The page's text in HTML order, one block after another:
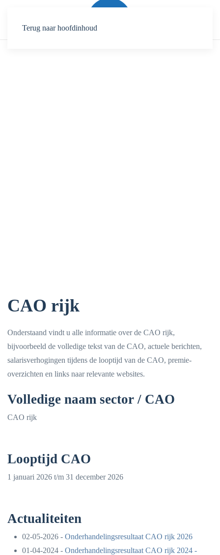
Terug naar hoofdinhoud
CAO rijk
Onderstaand vindt u alle informatie over de CAO rijk,
bijvoorbeeld de volledige tekst van de CAO, actuele berichten,
salarisverhogingen tijdens de looptijd van de CAO, premie-
overzichten en links naar relevante websites.
Volledige naam sector / CAO
CAO rijk
Looptijd CAO
1 januari 2026 t/m 31 december 2026
Actualiteiten
02-05-2026 - Onderhandelingsresultaat CAO rijk 2026
01-04-2024 - Onderhandelingsresultaat CAO rijk 2024 -